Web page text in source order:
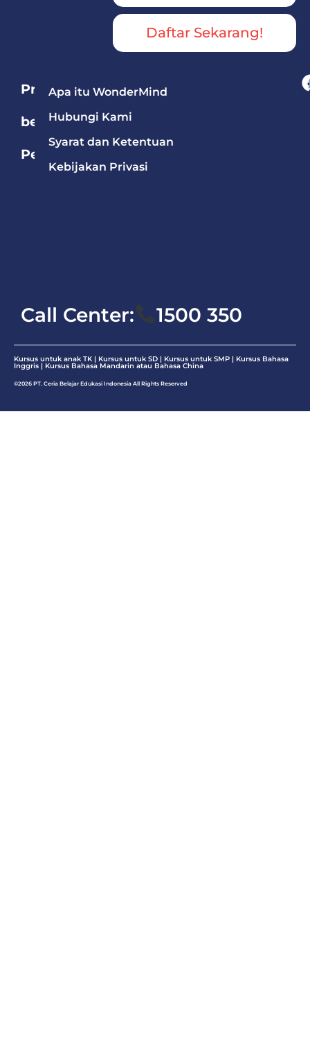
Daftar Sekarang!
Program
berdasarkan
Pelajaran
Apa itu WonderMind
Hubungi Kami
Syarat dan Ketentuan
Kebijakan Privasi
Call Center: 1500 350
Kursus untuk anak TK | Kursus untuk SD | Kursus untuk SMP | Kursus Bahasa
Inggris | Kursus Bahasa Mandarin atau Bahasa China
©2026 PT. Ceria Belajar Edukasi Indonesia All Rights Reserved